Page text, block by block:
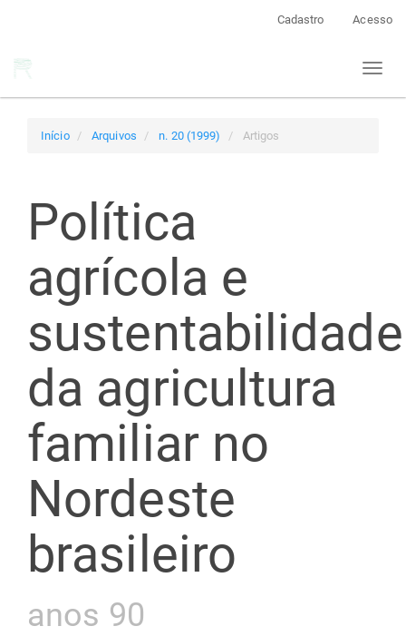
Cadastro Acesso
Toggle
Início Arquivos n. 20 (1999) Artigos
Política
agrícola e
sustentabilidade
da agricultura
familiar no
Nordeste
brasileiro
anos 90